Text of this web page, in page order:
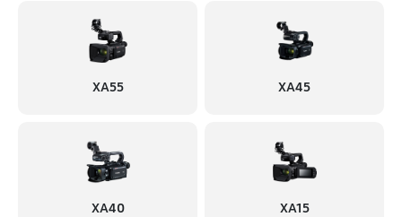
XA55 XA45
XA40 XA15